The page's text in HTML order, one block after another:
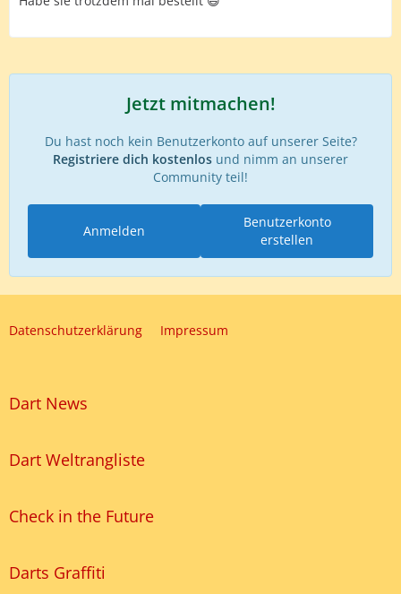
Jetzt mitmachen!
Du hast noch kein Benutzerkonto auf unserer Seite?
Registriere dich kostenlos und nimm an unserer
Community teil!
Benutzerkonto
erstellen
Anmelden
Datenschutzerklärung Impressum
Dart News
Dart Weltrangliste
Check in the Future
Darts Graffiti